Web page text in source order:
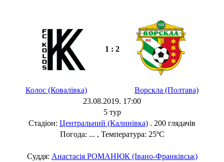
1 : 2
Колос (Ковалівка)
Ворскла (Полтава)
23.08.2019. 17:00
5 тур
Стадіон: Центральний (Калинівка) . 200 глядачів
Погода: ... , Температура: 25ºC
Суддя: Анастасія РОМАНЮК (Івано-Франківськ)